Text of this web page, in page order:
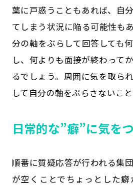
葉に戸惑うこともあれば、自
てしまう状況に陥る可能性も
分の軸をぶらして回答しても
し、何よりも面接が終わって
るでしょう。周囲に気を取ら
して自分の軸をぶらさないこと
日常的な”癖”に気を
順番に質疑応答が行われる集
が空くことでちょっとした